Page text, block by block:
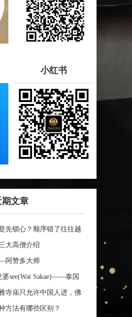
小红书
期文章
先锁心？顺序错了往往越
大高僧介绍
阿赞多大师
see(Wat Sakae)——泰国
寺庙只允许中国人进，佛
！方法有哪些区别？